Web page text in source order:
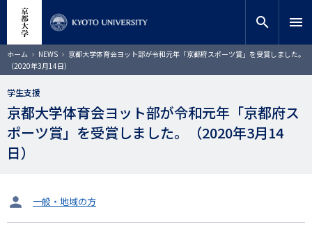
コ
テ
ン
に
移
サイト内検索
検索
search menu
ホーム NEWS
京都大学体育会ヨット部が令和元年「京都府スポーツ賞」を受賞しました。
（2020年3月14日）
学生支援
京都大学体育会ヨット部が令和元年「京都府ス
ポーツ賞」を受賞しました。（2020年3月14
日）
タ
一般・地域の方